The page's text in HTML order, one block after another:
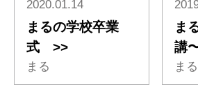
2020.01.14
まるの学校卒業
式 >>
まる
ま
講
まる